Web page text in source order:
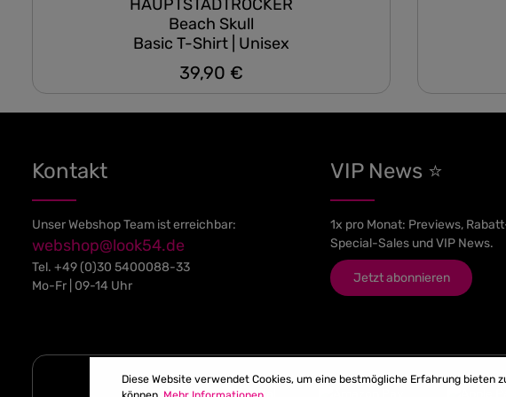
HAUPTSTADTROCKER
Beach Skull
Basic T-Shirt | Unisex
Regulärer Preis:
39,90 €
Kontakt
Unser Webshop Team ist erreichbar:
webshop@look54.de
Tel. +49 (0)30 5400088-33
Mo-Fr | 09-14 Uhr
VIP News ⭐
1x pro Monat: Previews,
Special-Sales und VIP News.
Jetzt abonnieren
Diese Website verwendet Cookies, um eine bestmögliche Erfahrung bieten